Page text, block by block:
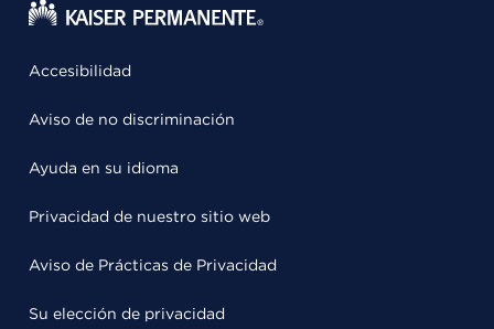
Accesibilidad
Aviso de no discriminación
Ayuda en su idioma
Privacidad de nuestro sitio web
Aviso de Prácticas de Privacidad
Su elección de privacidad